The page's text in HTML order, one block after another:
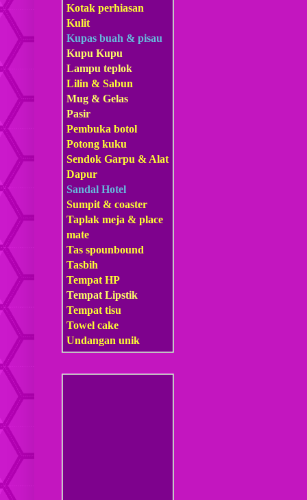
Kotak perhiasan
Kulit
Kupas buah & pisau
Kupu Kupu
Lampu teplok
Lilin & Sabun
Mug & Gelas
Pasir
Pembuka botol
Potong kuku
Sendok Garpu & Alat
Dapur
Sandal Hotel
Sumpit & coaster
Taplak meja & place
mate
Tas spounbound
Tasbih
Tempat HP
Tempat Lipstik
Tempat tisu
Towel cake
Undangan unik